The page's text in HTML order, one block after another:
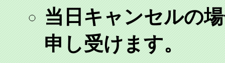
当日キャンセルの
申し受けます。